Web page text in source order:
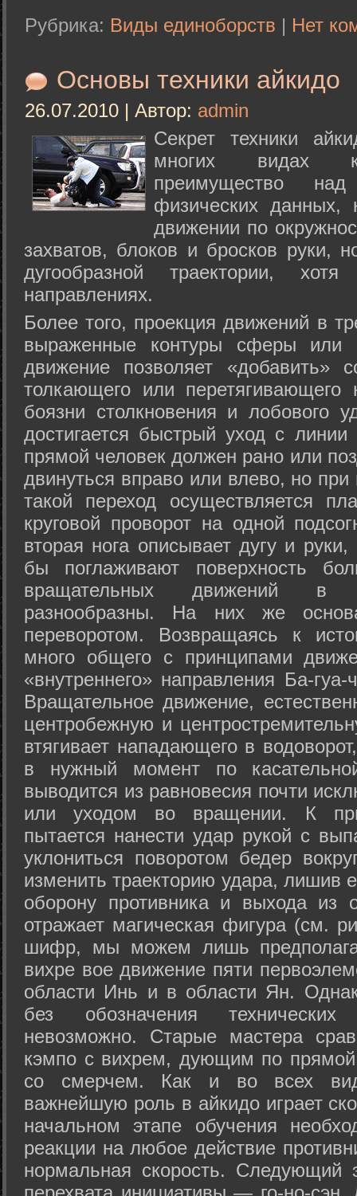
Рубрика: Виды единоборств | Нет
Основы техники айкидо
26.07.2010 | Автор: admin
Секрет техники
многих видах
преимущество
физических данных,
движении по
захватов, блоков и бросков руки,
дугообразной траектории,
направлениях.
Более того, проекция движений в
выраженные контуры сферы или
движение позволяет «добавить»
толкающего или перетягивающего
боязни столкновения и лобового
достигается быстрый уход с
прямой человек должен рано или
двинуться вправо или влево, но
такой переход осуществляется
круговой проворот на одной
вторая нога описывает дугу и
бы поглаживают поверхность
вращательных движений в
разнообразны. На них же
переворотом. Возвращаясь к
много общего с принципами
«внутреннего» направления Ба-
Вращательное движение,
центробежную и
втягивает нападающего в
в нужный момент по
выводится из равновесия почти
или уходом во вращении. К
пытается нанести удар рукой с
уклониться поворотом бедер
изменить траекторию удара, лишив
оборону противника и выхода из
отражает магическая фигура (см.
шифр, мы можем лишь
вихре вое движение пяти
области Инь и в области Ян.
без обозначения
невозможно. Старые мастера
кэмпо с вихрем, дующим по
со смерчем. Как и во всех
важнейшую роль в айкидо играет
начальном этапе обучения
реакции на любое действие
нормальная скорость.